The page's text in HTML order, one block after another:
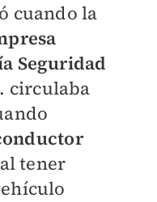
cuando la
Seguridad
. circulaba
tener